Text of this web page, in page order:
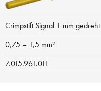
Crimpstift Signal 1 mm gedreht
0,75 – 1,5 mm²
7.015.961.011